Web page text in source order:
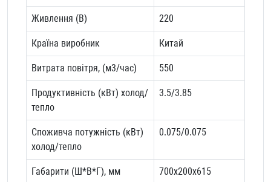
Живлення (В) 220
Країна виробник Китай
Витрата повітря, (м3/час) 550
Продуктивність (кВт) холод/
тепло
3.5/3.85
Споживча потужність (кВт)
холод/тепло
0.075/0.075
Габарити (Ш*В*Г), мм 700x200x615